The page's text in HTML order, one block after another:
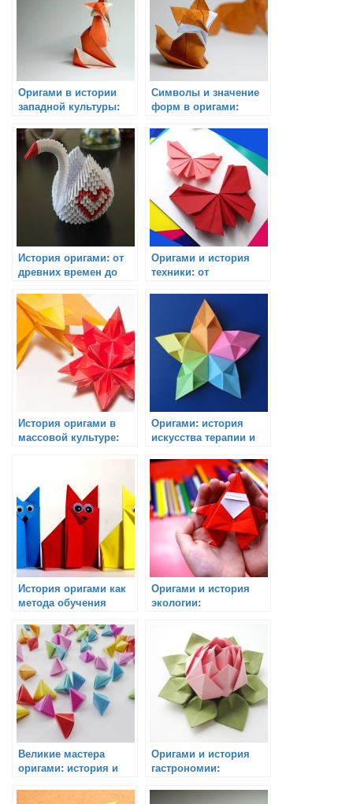
Оригами в истории
западной культуры:
Символы и значение
форм в оригами:
и культуры
История оригами: от
древних времен до
Оригами и история
техники: от
инноваций
История оригами в
массовой культуре:
Оригами: история
искусства терапии и
История оригами как
метода обучения
Оригами и история
экологии:
перерабатываемых
материалов
Великие мастера
оригами: история и
Оригами и история
гастрономии:
использование в